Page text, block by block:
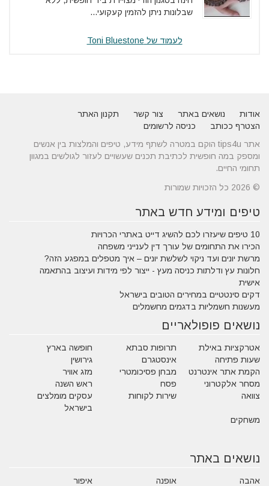
שבלונות ניתן להזמין קעקועי...
לעמוד של Toni Bluestone
אודות נושאים באתר צור קשר
תקנון האתר
הצטרף ככותב
כניסה לרשומים
אתר tips4u הוקם במטרה לשתף מידע, טיפים והמלצות בין אנשים
ומספק במה חופשית לכתיבת תכנים שעשויים לעזור לגולשים במגוון
תחומי החיים.
© 2026 כל הזכויות שמורות
טיפים ומידע חדש באתר
10 טיפים שיעזרו לכם להשיג דייט באתרי הכרויות
הכירו את התחומים של עורך דין לענייני משפחה
מרשת יונים ועד ניקוי לשלשת יונים – איך מטפלים במפגע הזה?
חלונות עץ ודלתות כניסה מעץ - ייצור לפי מידות ועיצוב בהתאמה
אישית
דקים סינטטיים במחירים הטובים בישראל
מעשנות חשמליות בדגמים מחשמלים
נושאים פופולאריים
אטרקציות באילת תרופות סבתא
חופשה בארץ
שעות פתיחה
אינסטגרם
גירושין
הקמת אתר אינטרנט
מבחן פסיכומטרי
מזג אוויר
מסחר אלקטרוני
פסח
ראש השנה
צוואה
שירות לקוחות
עסקים מומלצים
בישראל
משחקים
נושאים באתר
אהבה אופנה איפור